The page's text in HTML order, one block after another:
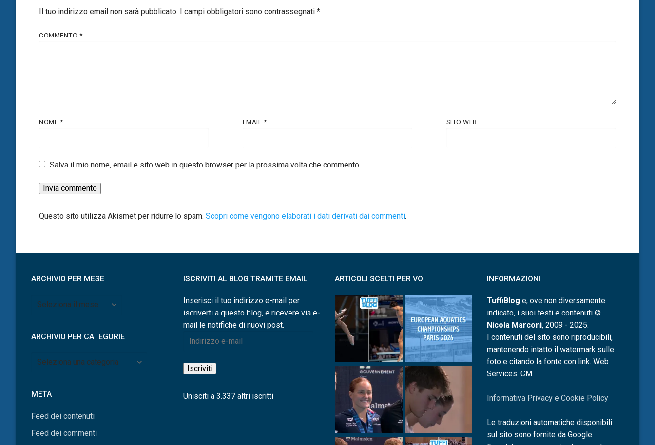
Il tuo indirizzo email non sarà pubblicato. I campi obbligatori sono contrassegnati *
COMMENTO *
NOME * EMAIL * SITO WEB
Salva il mio nome, email e sito web in questo browser per la prossima volta che commento.
Questo sito utilizza Akismet per ridurre lo spam. Scopri come vengono elaborati i dati derivati dai commenti.
ARCHIVIO PER MESE
Archivio
ARCHIVIO PER CATEGORIE
Archivio
META
Feed dei contenuti
Feed dei commenti
ISCRIVITI AL BLOG TRAMITE EMAIL
Inserisci il tuo indirizzo e-mail per
iscriverti a questo blog, e ricevere via e-
mail le notifiche di nuovi post.
Indirizzo
mail
Iscriviti
Unisciti a 3.337 altri iscritti
ARTICOLI SCELTI PER VOI INFORMAZIONI
TuffiBlog e, ove non diversamente
indicato, i suoi testi e contenuti ©
Nicola Marconi, 2009 - 2025.
I contenuti del sito sono riproducibili,
mantenendo intatto il watermark sulle
foto e citando la fonte con link. Web
Services: CM.
Informativa Privacy e Cookie Policy
Le traduzioni automatiche disponibili
sul sito sono fornite da Google